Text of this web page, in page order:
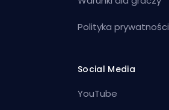
Polityka prywatności
Social Media
YouTube